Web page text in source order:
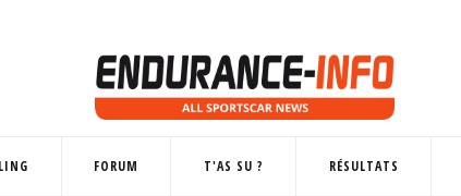
FORUM T'AS SU ? RÉSULTATS